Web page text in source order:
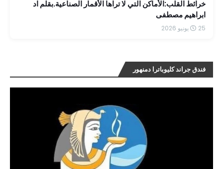
خرائط القلب:الأماكن التي لا تراها الأقمار الصناعية.بقلم اد
ابراهيم مصطفى
25 يونيو 2026
فندق جراند كليوباترا دمنهور